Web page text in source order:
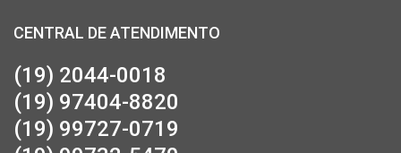
CENTRAL DE ATENDIMENTO
(19) 2044-0018
(19) 97404-8820
(19) 99727-0719